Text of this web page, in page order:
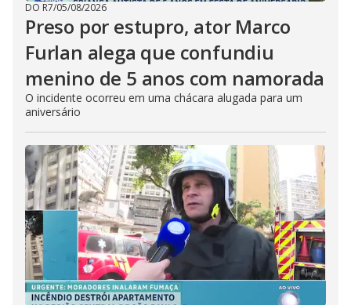
DO R7/05/08/2026
Preso por estupro, ator Marco
Furlan alega que confundiu
menino de 5 anos com namorada
O incidente ocorreu em uma chácara alugada para um
aniversário